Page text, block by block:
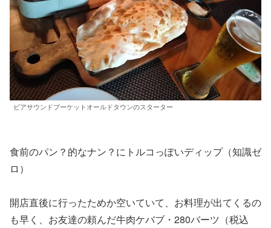
ビアサウンドプーケットオールドタウンのスターター
食前のパン？的なナン？にトルコっぽいディップ（知識ゼ
ロ）
開店直後に行ったためか空いていて、お料理が出てくるの
も早く、お友達の頼んだ牛肉ケバブ・280バーツ（税込